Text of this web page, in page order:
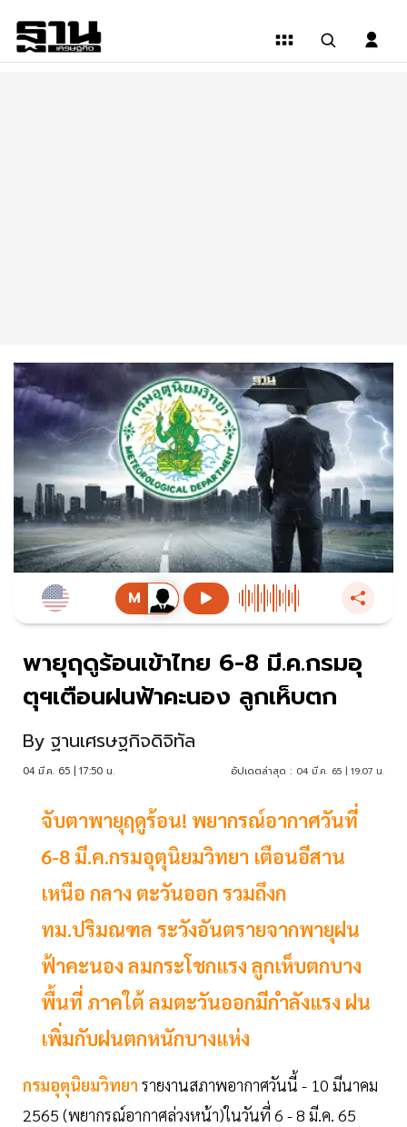
พายุฤดูร้อนเข้าไทย 6-8 มี.ค.กรมอุ
ตุฯเตือนฝนฟ้าคะนอง ลูกเห็บตก
By ฐานเศรษฐกิจดิจิทัล
04 มี.ค. 65 | 17:50 น. อัปเดตล่าสุด : 04 มี.ค. 65 | 19:07 น.
จับตาพายุฤดูร้อน! พยากรณ์อากาศวันที่
6-8 มี.ค.กรมอุตุนิยมวิทยา เตือนอีสาน
เหนือ กลาง ตะวันออก รวมถึงก
ทม.ปริมณฑล ระวังอันตรายจากพายุฝน
ฟ้าคะนอง ลมกระโชกแรง ลูกเห็บตกบาง
พื้นที่ ภาคใต้ ลมตะวันออกมีกำลังแรง ฝน
เพิ่มกับฝนตกหนักบางแห่ง
กรมอุตุนิยมวิทยา รายงานสภาพอากาศวันนี้ - 10 มีนาคม
2565 (พยากรณ์อากาศล่วงหน้า)ในวันที่ 6 - 8 มี.ค. 65